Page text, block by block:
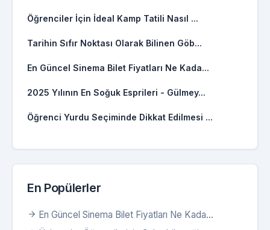
Öğrenciler İçin İdeal Kamp Tatili Nasıl ...
Tarihin Sıfır Noktası Olarak Bilinen Göb...
En Güncel Sinema Bilet Fiyatları Ne Kada...
2025 Yılının En Soğuk Esprileri - Gülmey...
Öğrenci Yurdu Seçiminde Dikkat Edilmesi ...
En Popülerler
En Güncel Sinema Bilet Fiyatları Ne Kada...